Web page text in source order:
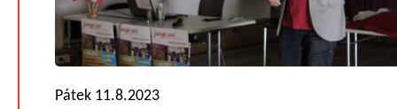
Pátek 11.8.2023